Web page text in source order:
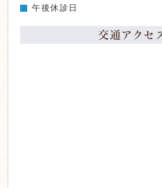
午後休診日
交通アクセ